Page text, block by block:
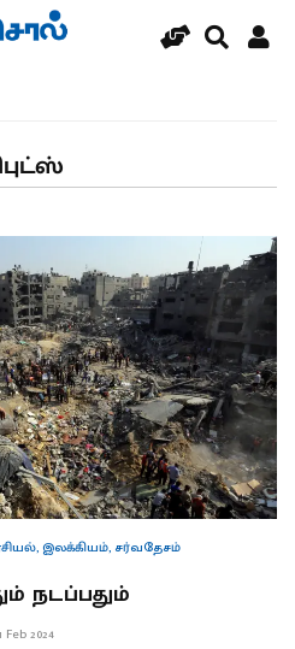
, இலக்கியம், சர்வதேசம்
நடப்பதும்
Feb 2024